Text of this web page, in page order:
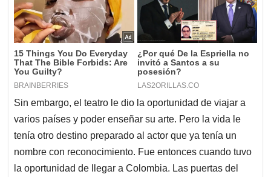
Sin embargo, el teatro le dio la oportunidad de viajar a
varios países y poder enseñar su arte. Pero la vida le
tenía otro destino preparado al actor que ya tenía un
nombre con reconocimiento. Fue entonces cuando tuvo
la oportunidad de llegar a Colombia. Las puertas del